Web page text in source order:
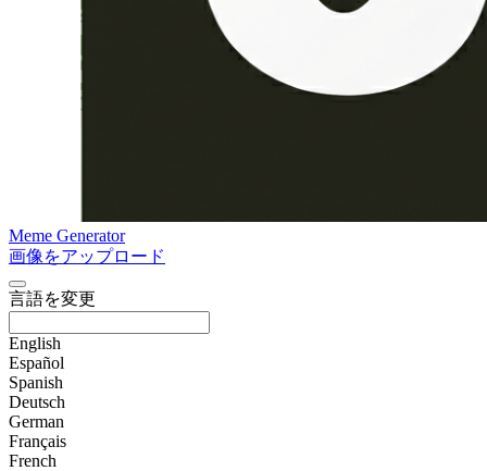
Meme Generator
画像をアップロード
言語を変更
English
Español
Spanish
Deutsch
German
Français
French